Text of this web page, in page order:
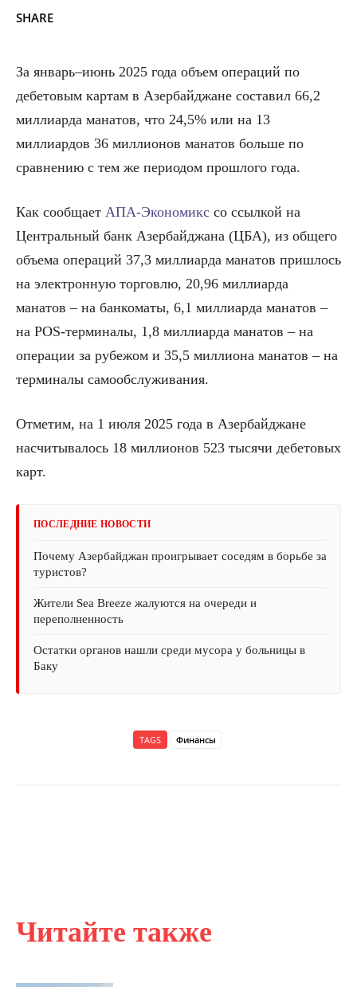
Читайте также
SHARE
За январь–июнь 2025 года объем операций по
дебетовым картам в Азербайджане составил 66,2
миллиарда манатов, что 24,5% или на 13
миллиардов 36 миллионов манатов больше по
сравнению с тем же периодом прошлого года.
Как сообщает АПА-Экономикс со ссылкой на
Центральный банк Азербайджана (ЦБА), из общего
объема операций 37,3 миллиарда манатов пришлось
на электронную торговлю, 20,96 миллиарда
манатов – на банкоматы, 6,1 миллиарда манатов –
на POS-терминалы, 1,8 миллиарда манатов – на
операции за рубежом и 35,5 миллиона манатов – на
терминалы самообслуживания.
Отметим, на 1 июля 2025 года в Азербайджане
насчитывалось 18 миллионов 523 тысячи дебетовых
карт.
ПОСЛЕДНИЕ НОВОСТИ
Почему Азербайджан проигрывает соседям в борьбе за
туристов?
Жители Sea Breeze жалуются на очереди и
переполненность
Остатки органов нашли среди мусора у больницы в
Баку
TAGS Финансы